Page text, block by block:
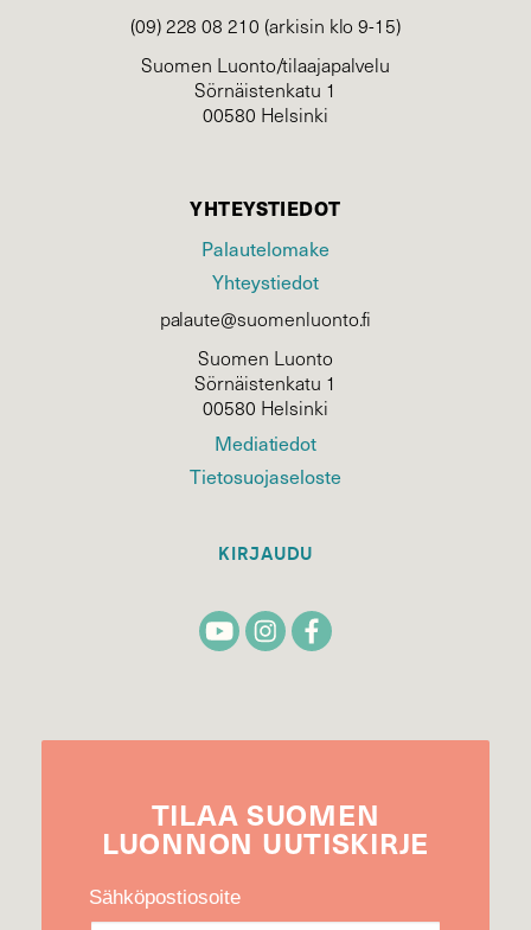
(09) 228 08 210 (arkisin klo 9-15)
Suomen Luonto/tilaajapalvelu
Sörnäistenkatu 1
00580 Helsinki
YHTEYSTIEDOT
Palautelomake
Yhteystiedot
palaute@suomenluonto.fi
Suomen Luonto
Sörnäistenkatu 1
00580 Helsinki
Mediatiedot
Tietosuojaseloste
KIRJAUDU
TILAA SUOMEN
LUONNON UUTIS­KIRJE
Sähköpostiosoite